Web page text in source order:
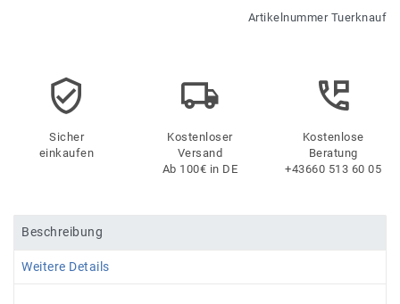
Artikelnummer Tuerknauf
Sicher
einkaufen
Kostenloser
Versand
Ab 100€ in DE
Kostenlose
Beratung
+43660 513 60 05
Beschreibung
Weitere Details